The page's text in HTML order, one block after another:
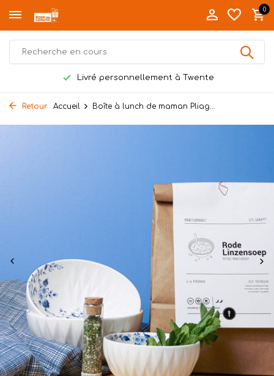
0
Livré personnellement à Twente
Retour Accueil Boîte à lunch de maman Pliag...